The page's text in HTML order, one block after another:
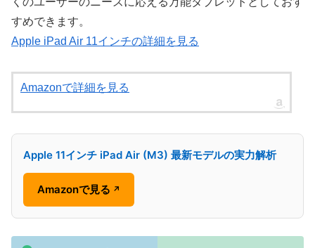
すめできます。
Apple iPad Air 11インチの詳細を見る
Amazonで詳細を見る
Apple 11インチ iPad Air (M3) 最新モデルの実力解析
Amazonで見る ↗